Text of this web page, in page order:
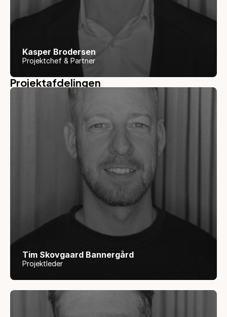
Kasper Brodersen
Projektchef & Partner
Projektafdelingen
Tim Skovgaard Bannergård
Projektleder